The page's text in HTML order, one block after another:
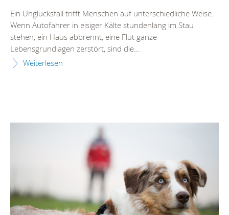
Ein Unglücksfall trifft Menschen auf unterschiedliche Weise.
Wenn Autofahrer in eisiger Kälte stundenlang im Stau
stehen, ein Haus abbrennt, eine Flut ganze
Lebensgrundlagen zerstört, sind die...
Weiterlesen